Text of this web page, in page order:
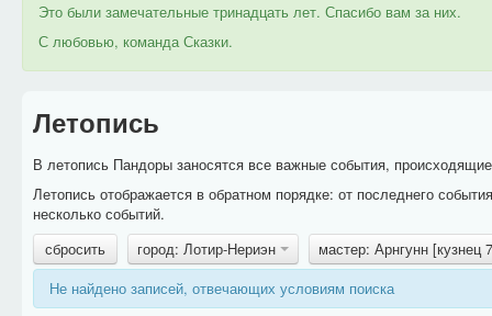
Это были замечательные тринадцать лет. Спасибо вам за них.
С любовью, команда Сказки.
Летопись
В летопись Пандоры заносятся все важные события,
Летопись отображается в обратном порядке: от последнего
несколько событий.
сбросить
город: Лотир-Нериэн
мастер: Арнгунн [кузнец
Не найдено записей, отвечающих условиям поиска